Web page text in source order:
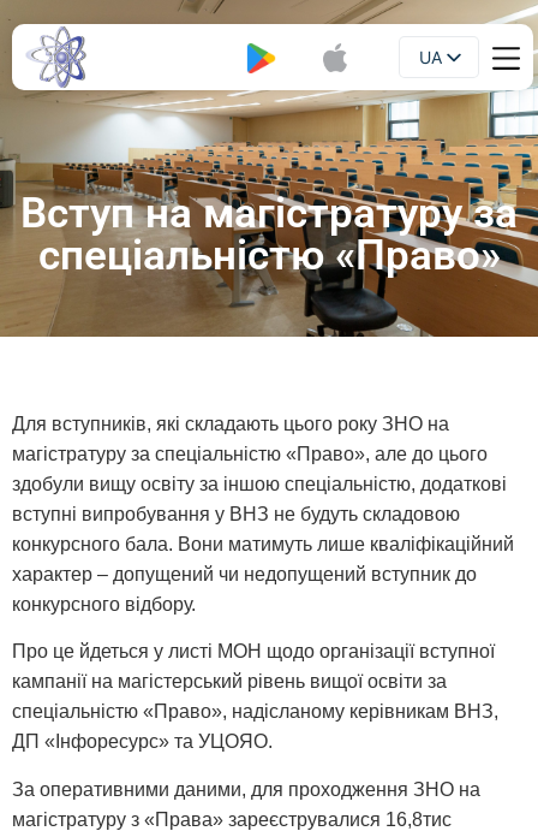
UA
EN
Вступ на магістратуру за
спеціальністю «Право»
Для вступників, які складають цього року ЗНО на
магістратуру за спеціальністю «Право», але до цього
здобули вищу освіту за іншою спеціальністю, додаткові
вступні випробування у ВНЗ не будуть складовою
конкурсного бала. Вони матимуть лише кваліфікаційний
характер – допущений чи недопущений вступник до
конкурсного відбору.
Про це йдеться у листі МОН щодо організації вступної
кампанії на магістерський рівень вищої освіти за
спеціальністю «Право», надісланому керівникам ВНЗ,
ДП «Інфоресурс» та УЦОЯО.
За оперативними даними, для проходження ЗНО на
магістратуру з «Права» зареєструвалися 16,8тис